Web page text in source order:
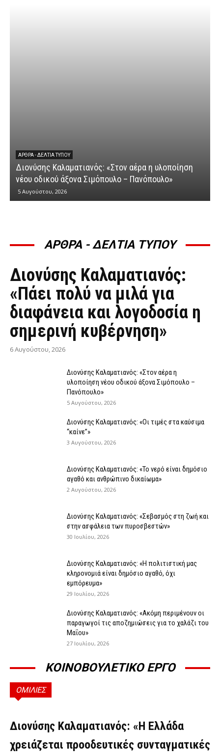
ΆΡΘΡΑ - ΔΕΛΤΊΑ ΤΎΠΟΥ
Διονύσης Καλαματιανός: «Στον αέρα η υλοποίηση
νέου οδικού άξονα Σιμόπουλο – Πανόπουλο»
5 Αυγούστου, 2026
ΑΡΘΡΑ - ΔΕΛΤΙΑ ΤΥΠΟΥ
ΆΡΘΡΑ - ΔΕΛΤΊΑ ΤΎΠΟΥ
Διονύσης Καλαματιανός:
«Πάει πολύ να μιλά για
διαφάνεια και λογοδοσία η
σημερινή κυβέρνηση»
6 Αυγούστου, 2026
Διονύσης Καλαματιανός: «Στον αέρα η
υλοποίηση νέου οδικού άξονα Σιμόπουλο –
Πανόπουλο»
5 Αυγούστου, 2026
Διονύσης Καλαματιανός: «Οι τιμές στα καύσιμα
“καίνε”»
3 Αυγούστου, 2026
Διονύσης Καλαματιανός: «Το νερό είναι δημόσιο
αγαθό και ανθρώπινο δικαίωμα»
2 Αυγούστου, 2026
Διονύσης Καλαματιανός: «Σεβασμός στη ζωή και
στην ασφάλεια των πυροσβεστών»
30 Ιουλίου, 2026
Διονύσης Καλαματιανός: «Η πολιτιστική μας
κληρονομιά είναι δημόσιο αγαθό, όχι
εμπόρευμα»
29 Ιουλίου, 2026
Διονύσης Καλαματιανός: «Ακόμη περιμένουν οι
παραγωγοί τις αποζημιώσεις για το χαλάζι του
Μαΐου»
27 Ιουλίου, 2026
ΚΟΙΝΟΒΟΥΛΕΤΙΚΟ ΕΡΓΟ
ΟΜΙΛΙΕΣ
ΟΜΙΛΊΕΣ
Διονύσης Καλαματιανός: «Η Ελλάδα
χρειάζεται προοδευτικές συνταγματικές